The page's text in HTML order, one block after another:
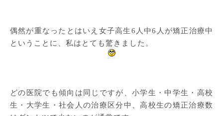
偶然が重なったとはいえ女子高生6人中6人が矯正治療中
ということに、私はとても驚きました。
どの医院でも傾向は同じですが、小学生・中学生・高校
生・大学生・社会人の治療区分中、高校生の矯正治療数